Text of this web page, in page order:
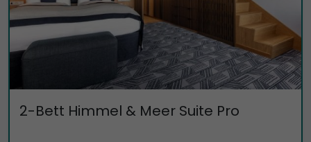
2-Bett Himmel & Meer Suite Pro